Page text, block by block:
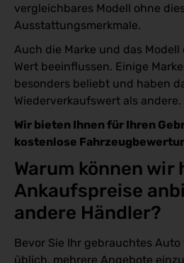
vergleichbares Modell ohne
Ausstattungsmerkmale.
Auch die Marke und das
Wert beeinflussen. Einige
besonders beliebt und haben
Wiederverkaufswert als andere.
Wir bieten Ihnen für Ihren
kostenlose
Warum können wir
Ankaufspreise
andere Händler?
Bevor Sie Ihr gebrauchtes
üblich, mehrere Angebote